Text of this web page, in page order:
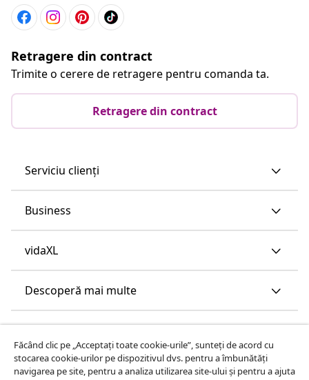
Retragere din contract
Trimite o cerere de retragere pentru comanda ta.
Retragere din contract
Serviciu clienți
Business
vidaXL
Descoperă mai multe
Făcând clic pe „Acceptați toate cookie-urile”, sunteți de acord cu
stocarea cookie-urilor pe dispozitivul dvs. pentru a îmbunătăți
navigarea pe site, pentru a analiza utilizarea site-ului și pentru a ajuta